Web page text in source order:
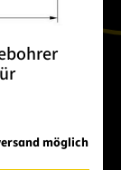
möglich